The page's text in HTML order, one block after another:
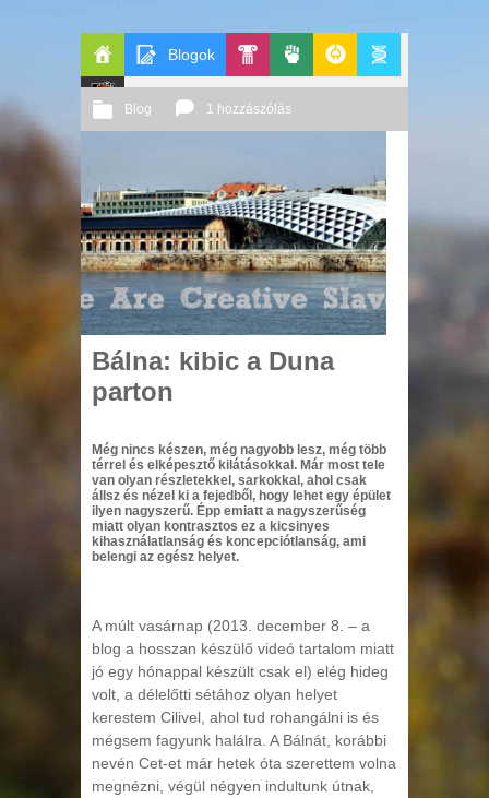
Főoldal
Blogok
Patito
Journal
Blog 1 hozzászólás
Bálna: kibic a Duna
parton
Még nincs készen, még nagyobb lesz, még több
térrel és elképesztő kilátásokkal. Már most tele
van olyan részletekkel, sarkokkal, ahol csak
állsz és nézel ki a fejedből, hogy lehet egy épület
ilyen nagyszerű. Épp emiatt a nagyszerűség
miatt olyan kontrasztos ez a kicsinyes
kihasználatlanság és koncepciótlanság, ami
belengi az egész helyet.
A múlt vasárnap (2013. december 8. – a
blog a hosszan készülő videó tartalom miatt
jó egy hónappal készült csak el) elég hideg
volt, a délelőtti sétához olyan helyet
kerestem Cilivel, ahol tud rohangálni is és
mégsem fagyunk halálra. A Bálnát, korábbi
nevén Cet-et már hetek óta szerettem volna
megnézni, végül négyen indultunk útnak,